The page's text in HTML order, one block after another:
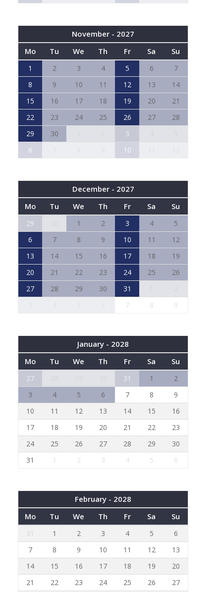
November - 2027
Mo
Tu We Th Fr Sa Su
1 2 3 4 5 6
7
8
9 10 11 12 13
14
15
16 17 18 19 20
21
22
23 24 25 26 27
28
29
30 3
6
10
December - 2027
Mo
Tu We Th Fr Sa Su
29 1 2 3 4
5
6
7 8 9 10 11
12
13
14 15 16 17 18
19
20
21 22 23 24 25
26
27
28 29 30 31
7 8 9
January - 2028
Mo
Tu We Th Fr Sa Su
27 31 1
2
3
4 5 6 7 8
9
10
11 12 13 14 15
16
17
18 19 20 21 22
23
24
25 26 27 28 29
30
31
1 2 3 4 5 6
February - 2028
Mo
Tu We Th Fr Sa Su
31 1 2 3 4 5
6
7
8 9 10 11 12
13
14
15 16 17 18 19
20
21
22 23 24 25 26 27